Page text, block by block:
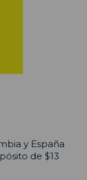
y España
de $13